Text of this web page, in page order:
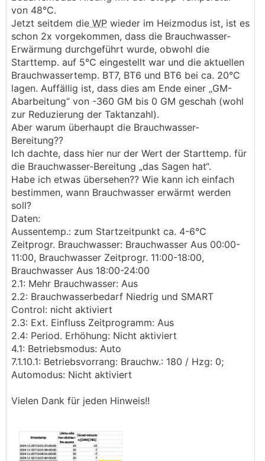
von 48°C.
Jetzt seitdem die WP wieder im Heizmodus ist, ist es
schon 2x vorgekommen, dass die Brauchwasser-
Erwärmung durchgeführt wurde, obwohl die
Starttemp. auf 5°C eingestellt war und die aktuellen
Brauchwassertemp. BT7, BT6 und BT6 bei ca. 20°C
lagen. Auffällig ist, dass dies am Ende einer „GM-
Abarbeitung“ von -360 GM bis 0 GM geschah (wohl
zur Reduzierung der Taktanzahl).
Aber warum überhaupt die Brauchwasser-
Bereitung??
Ich dachte, dass hier nur der Wert der Starttemp. für
die Brauchwasser-Bereitung „das Sagen hat“.
Habe ich etwas übersehen?? Wie kann ich einfach
bestimmen, wann Brauchwasser erwärmt werden
soll?
Daten:
Aussentemp.: zum Startzeitpunkt ca. 4-6°C
Zeitprogr. Brauchwasser: Brauchwasser Aus 00:00-
11:00, Brauchwasser Zeitprogr. 11:00-18:00,
Brauchwasser Aus 18:00-24:00
2.1: Mehr Brauchwasser: Aus
2.2: Brauchwasserbedarf Niedrig und SMART
Control: nicht aktiviert
2.3: Ext. Einfluss Zeitprogramm: Aus
2.4: Period. Erhöhung: Nicht aktiviert
4.1: Betriebsmodus: Auto
7.1.10.1: Betriebsvorrang: Brauchw.: 180 / Hzg: 0;
Automodus: Nicht aktiviert
Vielen Dank für jeden Hinweis!!